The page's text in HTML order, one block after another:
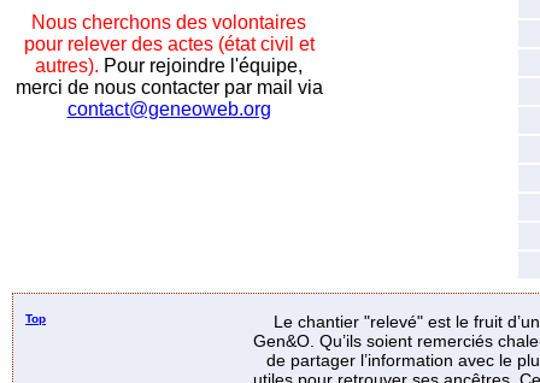
Nous cherchons des volontaires
pour relever des actes (état civil et
autres). Pour rejoindre l'équipe,
merci de nous contacter par mail via
contact@geneoweb.org
Top
Le chantier "relevé" est le fruit
Gen&O. Qu’ils soient remerciés
de partager l’information avec le
utiles pour retrouver ses ancêtres.